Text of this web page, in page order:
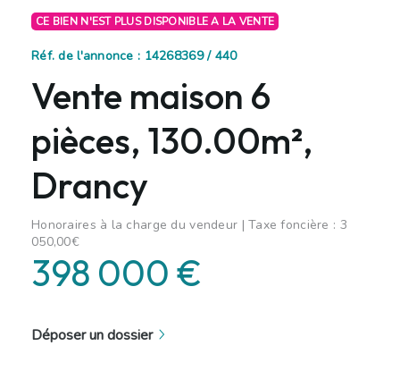
CE BIEN N'EST PLUS DISPONIBLE A LA VENTE
Réf. de l'annonce : 14268369 / 440
Vente maison 6
pièces, 130.00m²,
Drancy
Honoraires à la charge du vendeur | Taxe foncière : 3
050,00€
398 000 €
Déposer un dossier